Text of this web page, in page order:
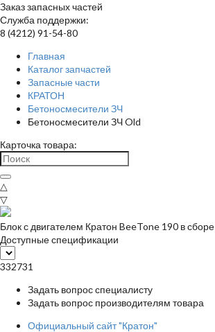
Заказ запасных частей
Служба поддержки:
8 (4212) 91-54-80
Главная
Каталог запчастей
Запасные части
КРАТОН
Бетоносмесители ЗЧ
Бетоносмесители ЗЧ Old
Карточка товара:
△
▽
Блок с двигателем Кратон BeeTone 190 в сборе
Доступные спецификации
332731
Задать вопрос специалисту
Задать вопрос производителям товара
Официальный сайт "Кратон"